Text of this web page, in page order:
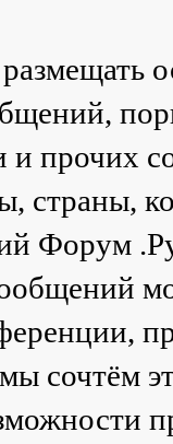
и прочих
страны,
Форум
мы сочтём